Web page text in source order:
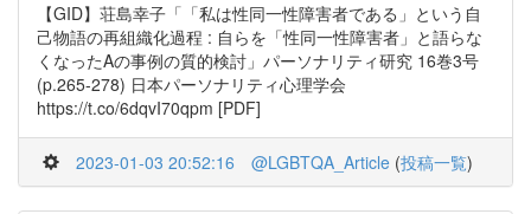
【GID】荘島幸子「「私は性同一性障害者である」という自
己物語の再組織化過程 : 自らを「性同一性障害者」と語らな
くなったAの事例の質的検討」パーソナリティ研究 16巻3号
(p.265-278) 日本パーソナリティ心理学会
https://t.co/6dqvI70qpm [PDF]
2023-01-03 20:52:16 @LGBTQA_Article (投稿一覧)